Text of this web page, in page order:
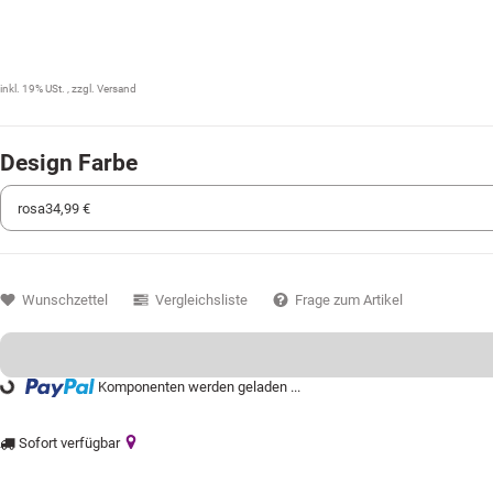
inkl. 19% USt. , zzgl. Versand
Design Farbe
Komponenten werden geladen ...
Sofort verfügbar
Wunschzettel Vergleichsliste Frage zum Artikel